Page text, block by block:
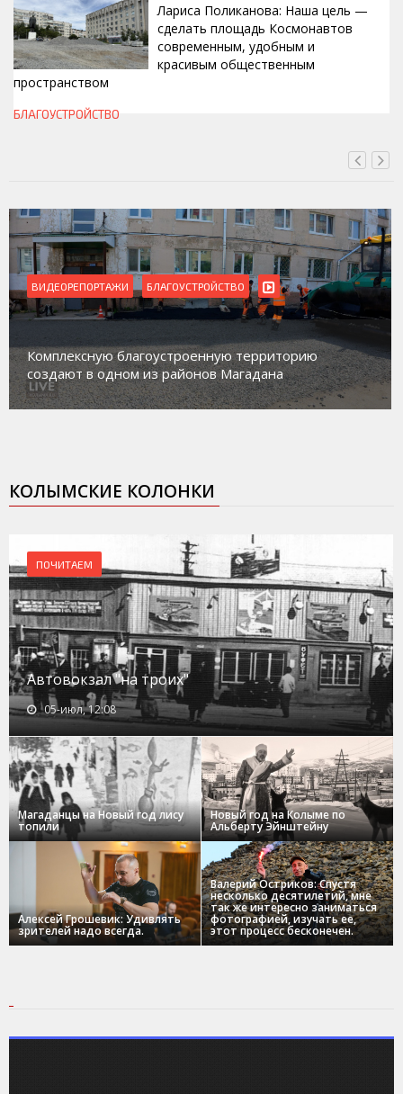
Лариса Поликанова: Наша цель —
сделать площадь Космонавтов
современным, удобным и
красивым общественным
пространством
БЛАГОУСТРОЙСТВО
ВИДЕОРЕПОРТАЖИ БЛАГОУСТРОЙСТВО
Комплексную благоустроенную территорию
создают в одном из районов Магадана
КОЛЫМСКИЕ КОЛОНКИ
ПОЧИТАЕМ
Автовокзал "на троих"
05-июл, 12:08
Магаданцы на Новый год лису
топили
Новый год на Колыме по
Альберту Эйнштейну
Алексей Грошевик: Удивлять
зрителей надо всегда.
Валерий Остриков: Спустя
несколько десятилетий, мне
так же интересно заниматься
фотографией, изучать ее,
этот процесс бесконечен.